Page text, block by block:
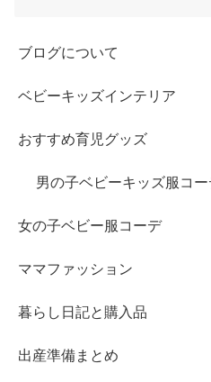
ブログについて
ベビーキッズインテリア
おすすめ育児グッズ
男の子ベビーキッズ服コー
女の子ベビー服コーデ
ママファッション
暮らし日記と購入品
出産準備まとめ